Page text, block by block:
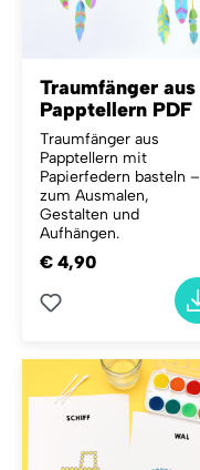
Traumfänger aus
Papptellern PDF
Traumfänger aus
Papptellern mit
Papierfedern basteln –
zum Ausmalen,
Gestalten und
Aufhängen.
€ 4,90